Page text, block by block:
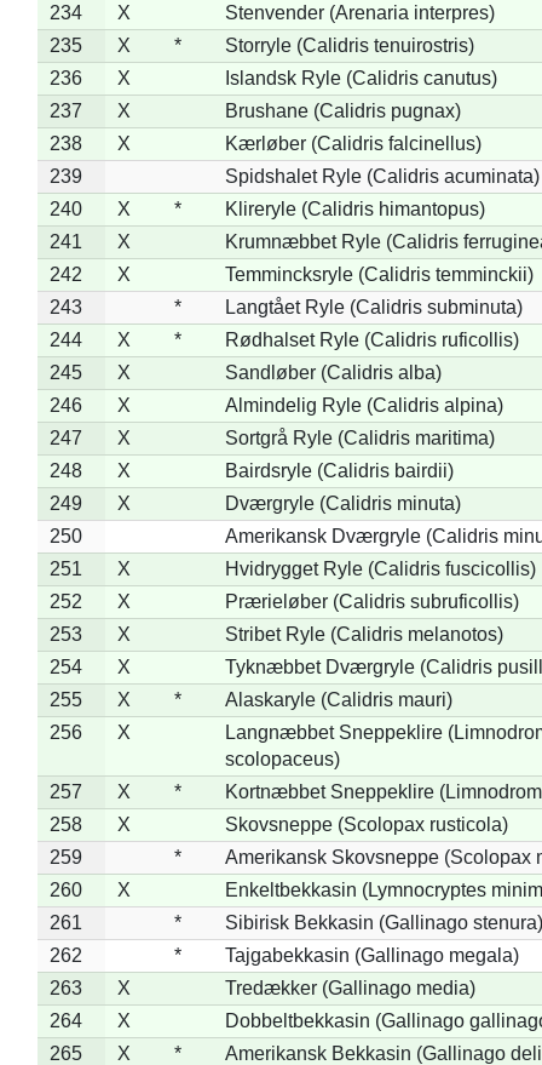
234 X
Stenvender (Arenaria interpres)
235
X *
Storryle (Calidris tenuirostris)
236
X
Islandsk Ryle (Calidris canutus)
237
X
Brushane (Calidris pugnax)
238
X
Kærløber (Calidris falcinellus)
239
Spidshalet Ryle (Calidris acuminata)
240
X *
Klireryle (Calidris himantopus)
241
X
Krumnæbbet Ryle (Calidris
242
X
Temmincksryle (Calidris temminckii)
243
*
Langtået Ryle (Calidris subminuta)
244
X *
Rødhalset Ryle (Calidris ruficollis)
245
X
Sandløber (Calidris alba)
246
X
Almindelig Ryle (Calidris alpina)
247
X
Sortgrå Ryle (Calidris maritima)
248
X
Bairdsryle (Calidris bairdii)
249
X
Dværgryle (Calidris minuta)
250
Amerikansk Dværgryle (Calidris
251
X
Hvidrygget Ryle (Calidris fuscicollis)
252
X
Prærieløber (Calidris subruficollis)
253
X
Stribet Ryle (Calidris melanotos)
254
X
Tyknæbbet Dværgryle (Calidris
255
X *
Alaskaryle (Calidris mauri)
256
X
Langnæbbet Sneppeklire
scolopaceus)
257
X *
Kortnæbbet Sneppeklire
258
X
Skovsneppe (Scolopax rusticola)
259
*
Amerikansk Skovsneppe (Scolopax
260
X
Enkeltbekkasin (Lymnocryptes
261
*
Sibirisk Bekkasin (Gallinago stenura)
262
*
Tajgabekkasin (Gallinago megala)
263
X
Tredækker (Gallinago media)
264
X
Dobbeltbekkasin (Gallinago
265
X *
Amerikansk Bekkasin (Gallinago